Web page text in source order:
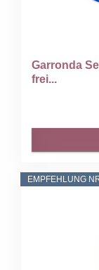
Garronda
frei...
EMPFEHLUNG